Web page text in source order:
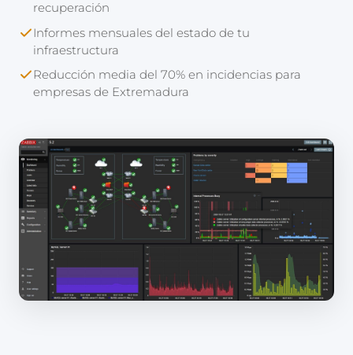
recuperación
Informes mensuales del estado de tu
infraestructura
Reducción media del 70% en incidencias para
empresas de Extremadura